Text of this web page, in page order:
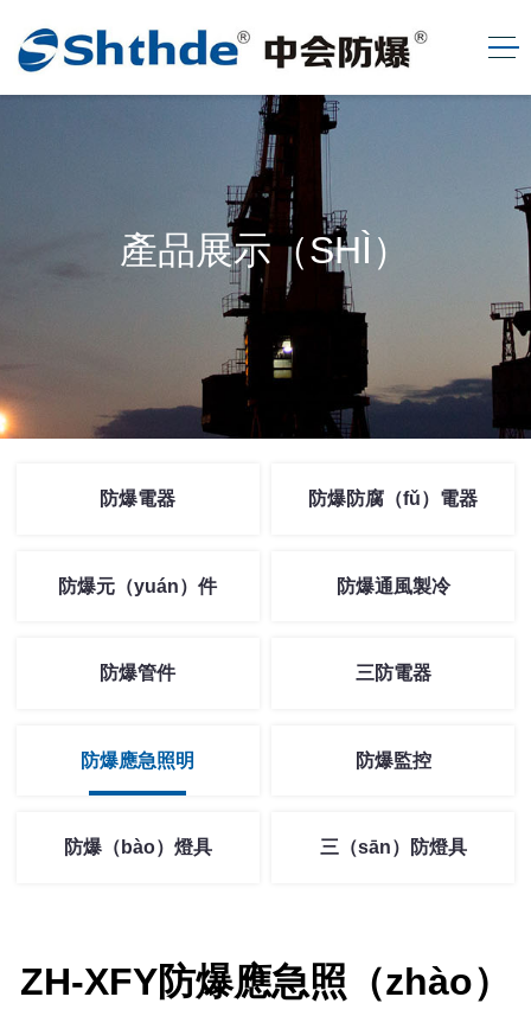
產品展示（SHÌ）
防爆電器 防爆防腐（fǔ）電器
防爆元（yuán）件 防爆通風製冷
防爆管件 三防電器
防爆應急照明 防爆監控
防爆（bào）燈具 三（sān）防燈具
ZH-XFY防爆應急照（zhào）